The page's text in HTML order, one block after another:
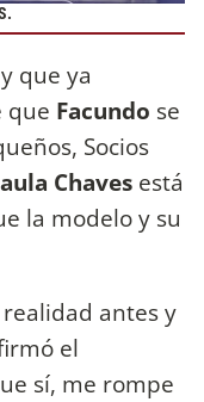
que ya
que Facundo se
Socios
Chaves está
la modelo y su
antes y
el
sí, me rompe